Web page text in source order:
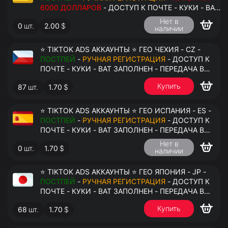
6000 ДОЛЛАРОВ - ДОСТУП К ПОЧТЕ - КУКИ - ВАТ
ЗАПОЛНЕН - ПЕРЕДАЧА В АНТИДЕТЕКТ
0 шт. 2.00 $
Нет в
наличии
⭐ TIKTOK ADS АККАУНТЫ ⭐ ГЕО ЧЕХИЯ - CZ -
ПОСТПЕЙ - РУЧНАЯ РЕГИСТРАЦИЯ
ПОЧТЕ - КУКИ - ВАТ ЗАПОЛНЕН - ПЕРЕДАЧА В
87 шт. 1.70 $ Купить
⭐ TIKTOK ADS АККАУНТЫ ⭐ ГЕО ИСПАНИЯ - ES -
ПОСТПЕЙ - РУЧНАЯ РЕГИСТРАЦИЯ - ДОСТУП К
ПОЧТЕ - КУКИ - ВАТ ЗАПОЛНЕН - ПЕРЕДАЧА В
0 шт. 1.70 $
Нет в
наличии
⭐ TIKTOK ADS АККАУНТЫ ⭐ ГЕО ЯПОНИЯ - JP -
ПОСТПЕЙ - РУЧНАЯ РЕГИСТРАЦИЯ - ДОСТУП К
ПОЧТЕ - КУКИ - ВАТ ЗАПОЛНЕН - ПЕРЕДАЧА В
68 шт. 1.70 $ Купить